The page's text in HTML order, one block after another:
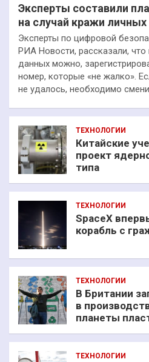
Эксперты составили
на случай кражи
Эксперты по цифровой
РИА Новости, рассказали, что
данных можно,
номер, которые «не жалко».
не удалось, необходимо
ТЕХНОЛОГИИ
Китайские
проект
типа
ТЕХНОЛОГИИ
SpaceX
корабль с
ТЕХНОЛОГИИ
В Британии
в
планеты
ТЕХНОЛОГИИ